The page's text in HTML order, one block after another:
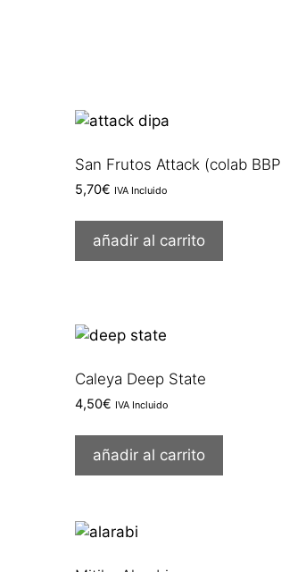
San Frutos Attack (colab
5,70€ IVA Incluido
añadir al carrito
Caleya Deep State
4,50€ IVA Incluido
añadir al carrito